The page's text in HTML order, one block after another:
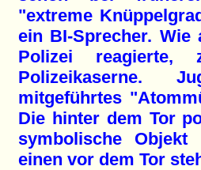
"extreme
ein BI-Sprecher. Wie
Polizei
Polizeikaserne.
mitgeführtes
Die hinter dem Tor
symbolische
einen vor dem Tor